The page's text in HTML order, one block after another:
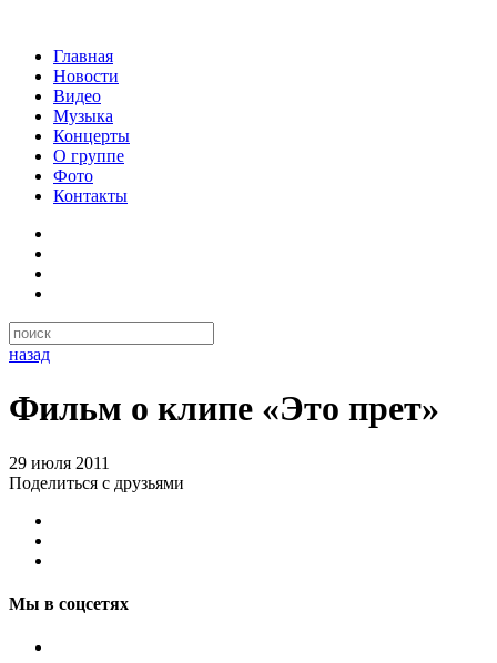
Главная
Новости
Видео
Музыка
Концерты
О группе
Фото
Контакты
назад
Фильм о клипе «Это прет»
29 июля 2011
Поделиться с друзьями
Мы в соцсетях